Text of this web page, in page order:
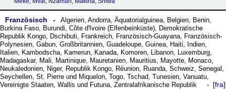
Französisch Algerien, Andorra, Äquatorialguinea, Belgien, Benin,
Burkina Faso, Burundi, Côte dꞌIvoire (Elfenbeinküste), Demokratische
Republik Kongo, Dschibuti, Frankreich, Französisch-Guayana, Französisch-
Polynesien, Gabun, Großbritannien, Guadeloupe, Guinea, Haiti, Indien,
Italien, Kambodscha, Kamerun, Kanada, Komoren, Libanon, Luxemburg,
Madagaskar, Mali, Martinique, Mauretanien, Mauritius, Mayotte, Monaco,
Neukaledonien, Niger, Republik Kongo, Réunion, Ruanda, Schweiz, Senegal ,
Seychellen, St. Pierre und Miquelon, Togo, Tschad, Tunesien, Vanuatu,
Vereinigte Staaten, Wallis und Futuna, Zentralafrikanische Republik fra